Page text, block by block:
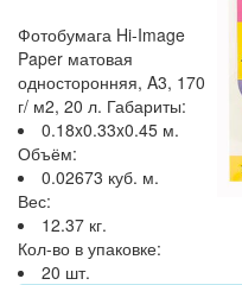
Фотобумага Hi-Image
Paper матовая
односторонняя, A3, 170
г/ м2, 20 л. Габариты:
0.18x0.33x0.45 м.
Объём:
0.02673 куб. м.
Вес:
12.37 кг.
Кол-во в упаковке:
20 шт.